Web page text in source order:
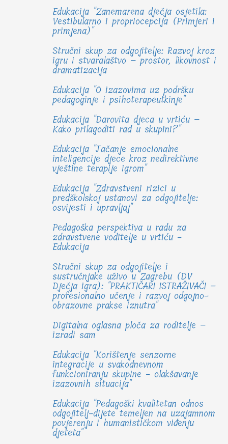
Edukacija "Zanemarena dječja osjetila:
Vestibularno i propriocepcija (Primjeri i
primjena)"
Stručni skup za odgojitelje: Razvoj kroz
igru i stvaralaštvo – prostor, likovnost i
dramatizacija
Edukacija "O izazovima uz podršku
pedagoginje i psihoterapeutkinje"
Edukacija "Darovita djeca u vrtiću –
Kako prilagoditi rad u skupini?"
Edukacija "Jačanje emocionalne
inteligencije djece kroz nedirektivne
vještine terapije igrom"
Edukacija "Zdravstveni rizici u
predškolskoj ustanovi za odgojitelje:
osvijesti i upravljaj"
Pedagoška perspektiva u radu za
zdravstvene voditelje u vrtiću -
Edukacija
Stručni skup za odgojitelje i
sustručnjake uživo u Zagrebu (DV
Dječja igra): "PRAKTIČARI ISTRAŽIVAČI –
profesionalno učenje i razvoj odgojno-
obrazovne prakse iznutra"
Digitalna oglasna ploča za roditelje –
izradi sam
Edukacija "Korištenje senzorne
integracije u svakodnevnom
funkcioniranju skupine - olakšavanje
izazovnih situacija"
Edukacija "Pedagoški kvalitetan odnos
odgojitelj-dijete temeljen na uzajamnom
povjerenju i humanističkom viđenju
djeteta"